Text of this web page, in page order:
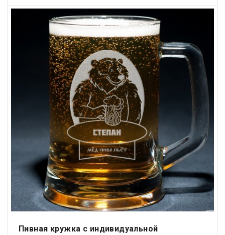
Пивная кружка с индивидуальной